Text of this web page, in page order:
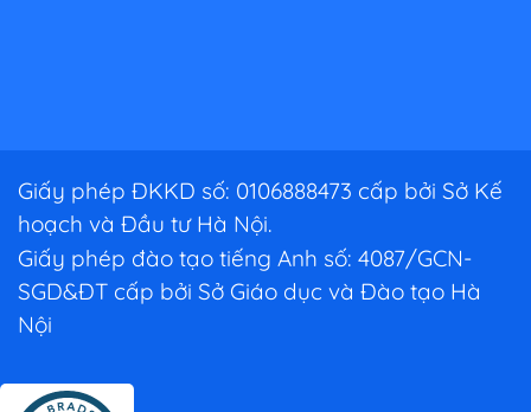
Giấy phép ĐKKD số: 0106888473 cấp bởi Sở Kế
hoạch và Đầu tư Hà Nội.
Giấy phép đào tạo tiếng Anh số: 4087/GCN-
SGD&ĐT cấp bởi Sở Giáo dục và Đào tạo Hà
Nội